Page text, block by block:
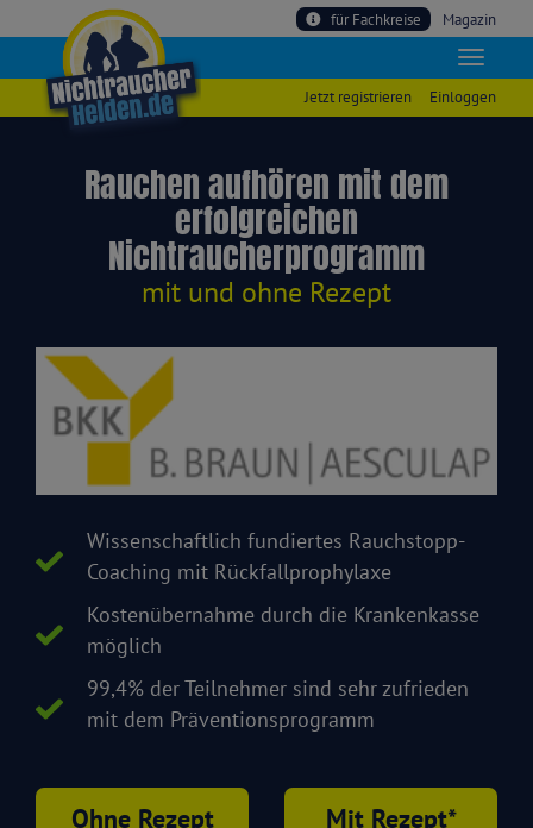
Magazin
für Fachkreise
Einloggen
Jetzt registrieren
Rauchen aufhören mit dem
erfolgreichen
Nichtraucherprogramm
mit und ohne Rezept
Wissenschaftlich fundiertes Rauchstopp-
Coaching mit Rückfallprophylaxe
Kostenübernahme durch die Krankenkasse
möglich
99,4% der Teilnehmer sind sehr zufrieden
mit dem Präventionsprogramm
Ohne Rezept Mit Rezept*